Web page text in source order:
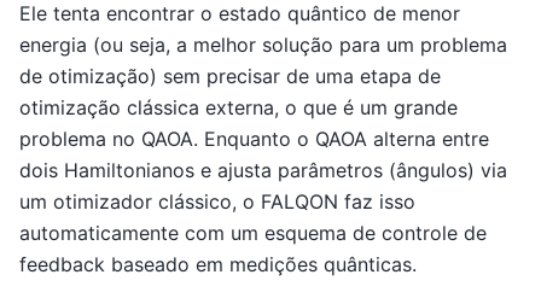
Ele tenta encontrar o estado quântico de menor
energia (ou seja, a melhor solução para um problema
de otimização) sem precisar de uma etapa de
otimização clássica externa, o que é um grande
problema no QAOA. Enquanto o QAOA alterna entre
dois Hamiltonianos e ajusta parâmetros (ângulos) via
um otimizador clássico, o FALQON faz isso
automaticamente com um esquema de controle de
feedback baseado em medições quânticas.